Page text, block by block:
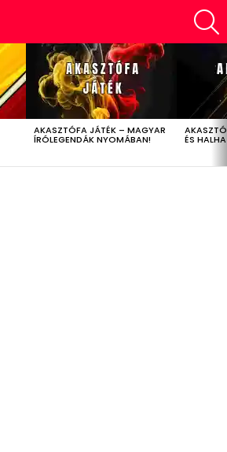
AKASZTÓFA JÁTÉK – MAGYAR
ÍRÓLEGENDÁK NYOMÁBAN! ÉS